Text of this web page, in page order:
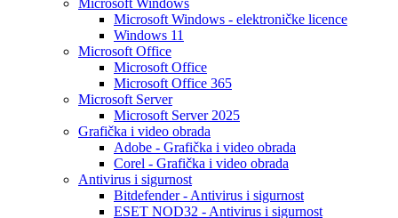
Microsoft Windows
Microsoft Windows - elektroničke licence
Windows 11
Microsoft Office
Microsoft Office
Microsoft Office 365
Microsoft Server
Microsoft Server 2025
Grafička i video obrada
Adobe - Grafička i video obrada
Corel - Grafička i video obrada
Antivirus i sigurnost
Bitdefender - Antivirus i sigurnost
ESET NOD32 - Antivirus i sigurnost